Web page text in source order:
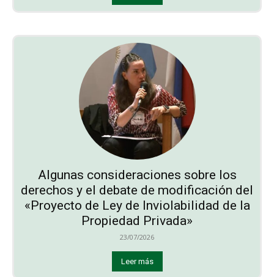
Algunas consideraciones sobre los
derechos y el debate de modificación del
«Proyecto de Ley de Inviolabilidad de la
Propiedad Privada»
23/07/2026
Leer más